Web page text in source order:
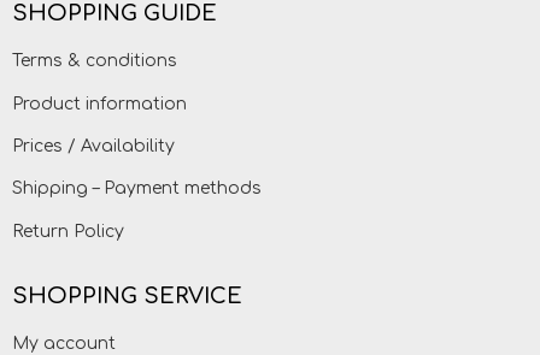
SHOPPING GUIDE
Terms & conditions
Product information
Prices / Availability
Shipping – Payment methods
Return Policy
SHOPPING SERVICE
My account